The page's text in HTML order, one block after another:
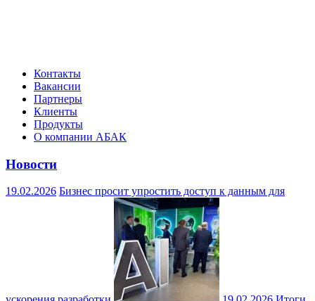
Контакты
Вакансии
Партнеры
Клиенты
Продукты
О компании АБАК
Новости
19.02.2026 Бизнес просит упростить доступ к данным для